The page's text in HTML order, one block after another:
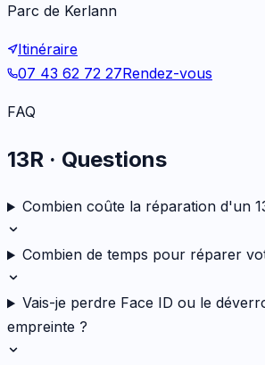
Parc de Kerlann
Itinéraire
07 43 62 72 27Rendez-vous
FAQ
13R · Questions
Combien coûte la réparation d'un
Combien de temps pour réparer
Vais-je perdre Face ID ou le
empreinte ?